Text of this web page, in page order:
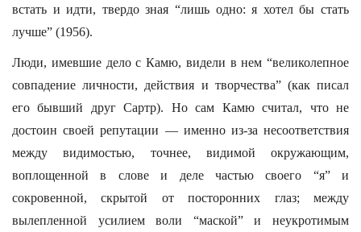
встать и идти, твердо зная “лишь одно: я хотел бы стать
лучше” (1956).
Люди, имевшие дело с Камю, видели в нем “великолепное
совпадение личности, действия и творчества” (как писал
его бывший друг Сартр). Но сам Камю считал, что не
достоин своей репутации — именно из-за несоответствия
между видимостью, точнее, видимой окружающим,
воплощенной в слове и деле частью своего “я” и
сокровенной, скрытой от посторонних глаз; между
вылепленной усилием воли “маской” и неукротимым